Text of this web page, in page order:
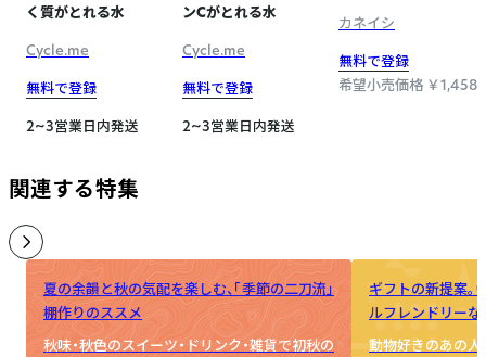
く質がとれる水
Cycle.me
無料で登録
2~3営業日内発送
ンCがとれる水
Cycle.me
無料で登録
2~3営業日内発送
カネイシ
無料で登録
希望小売価格 ￥1,458
関連する特集
夏の余韻と秋の気配を楽しむ、「季節の二刀流」
棚作りのススメ
秋味・秋色のスイーツ・ドリンク・雑貨で初秋の
ギフトの新提案。
ルフレンドリーな
動物好きのあの人